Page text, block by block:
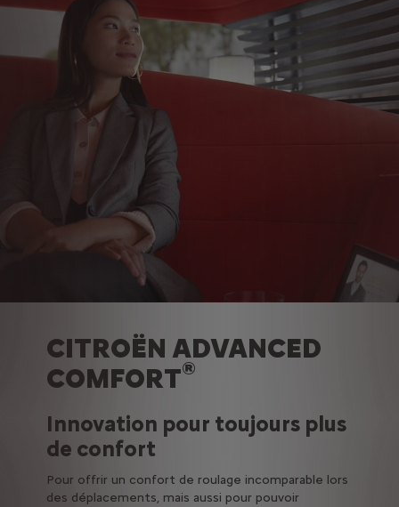
CITROËN ADVANCED
COMFORT®
Innovation pour toujours plus
de confort
Pour offrir un confort de roulage incomparable lors
des déplacements, mais aussi pour pouvoir